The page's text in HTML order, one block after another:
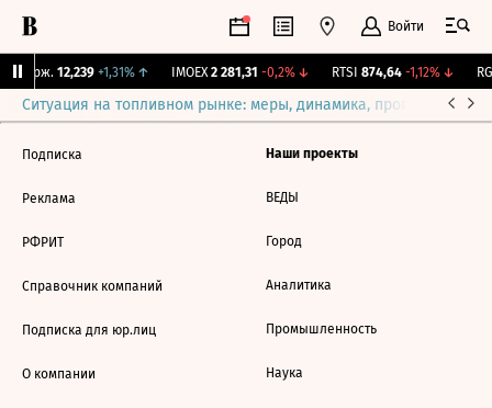
Войти
Бирж. 12,239 +1,31%↑ IMOEX 2 281,31 -0,2%↓ RTSI 874,64 -1,12%↓
Ситуация на топливном рынке: меры, динамика, прогнозы
Подписка
Реклама
РФРИТ
Справочник компаний
Подписка для юр.лиц
О компании
Наши проекты
ВЕДЫ
Город
Аналитика
Промышленность
Наука